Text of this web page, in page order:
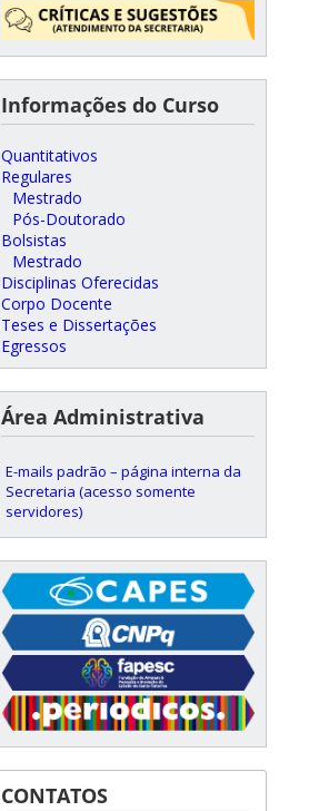
Informações do Curso
Quantitativos
Regulares
Mestrado
Pós-Doutorado
Bolsistas
Mestrado
Disciplinas Oferecidas
Corpo Docente
Teses e Dissertações
Egressos
Área Administrativa
E-mails padrão – página interna da
Secretaria (acesso somente
servidores)
CONTATOS